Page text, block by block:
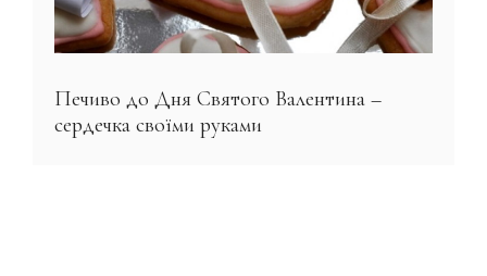
Печиво до Дня Святого Валентина –
сердечка своїми руками